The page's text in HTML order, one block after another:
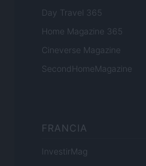
Day Travel 365
Home Magazine 365
Cineverse Magazine
SecondHomeMagazine
FRANCIA
InvestirMag